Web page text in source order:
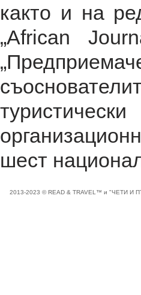
както и на
„African
шест
2013-2023 © READ & TRAVEL™ и "ЧЕТИ И